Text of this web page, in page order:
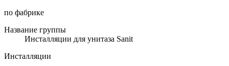
по фабрике
Название группы
Инсталляции для унитаза Sanit
Инсталляции